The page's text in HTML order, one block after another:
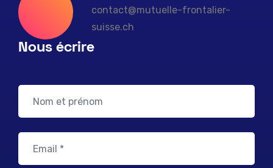
contact@mutuelle-frontalier-
suisse.ch
Nous écrire